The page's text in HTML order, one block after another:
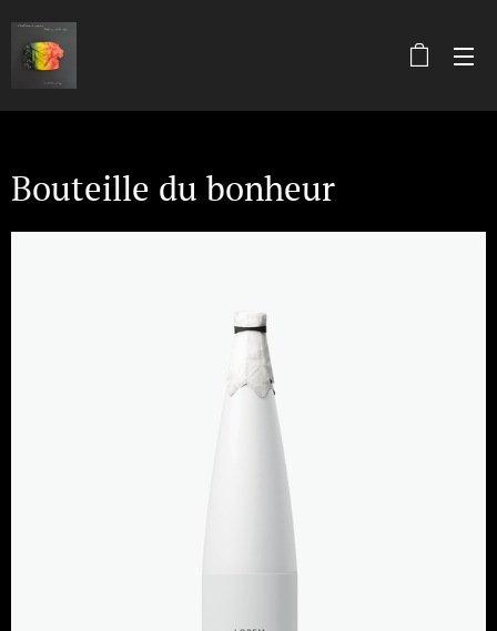
Bouteille du bonheur